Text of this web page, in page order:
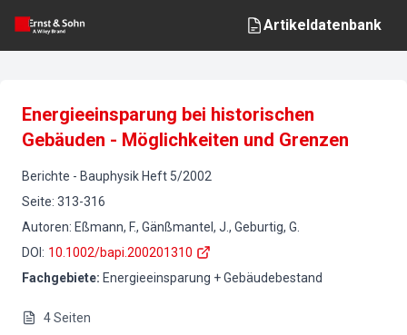
Artikeldatenbank
Energieeinsparung bei historischen
Gebäuden - Möglichkeiten und Grenzen
Berichte - Bauphysik Heft 5/2002
Seite: 313-316
Autoren: Eßmann, F., Gänßmantel, J., Geburtig, G.
DOI : 10.1002/bapi.200201310
Fachgebiete: Energieeinsparung + Gebäudebestand
4Seiten